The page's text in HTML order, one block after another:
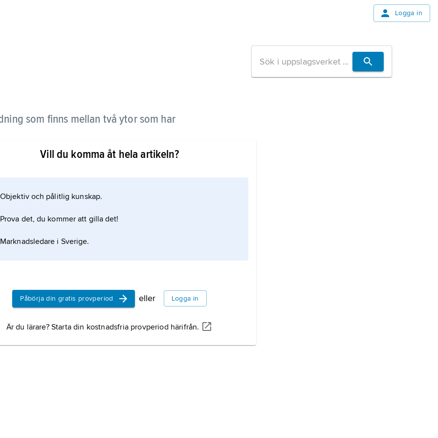
Logga in
som finns mellan två ytor som har
Vill du komma åt hela artikeln?
Objektiv och pålitlig kunskap.
Prova det, du kommer att gilla det!
Marknadsledare i Sverige.
Påbörja din gratis provperiod eller Logga in
Är du lärare? Starta din kostnadsfria provperiod härifrån.